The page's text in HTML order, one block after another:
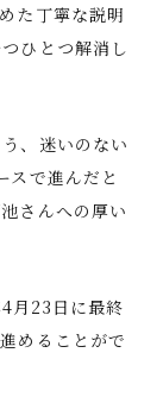
た丁寧な説明
ひとつ解消し
、迷いのない
スで進んだと
さんへの厚い
月23日に最終
めることがで